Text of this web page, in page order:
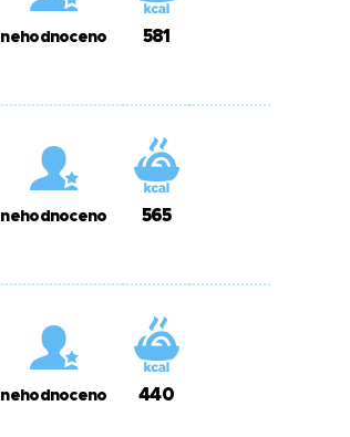
nehodnoceno 581
nehodnoceno 565
nehodnoceno 440